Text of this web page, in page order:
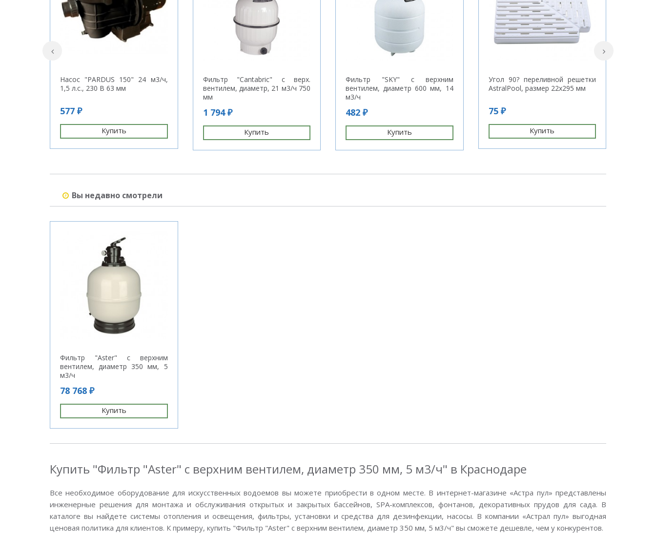
Насос "PARDUS 150" 24 м3/ч,
1,5 л.с., 230 В 63 мм
577 ₽
Купить
Фильтр "Cantabric" с верх.
вентилем, диаметр, 21 м3/ч 750
мм
1 794 ₽
Купить
Фильтр "SKY" с верхним
вентилем, диаметр 600 мм, 14
м3/ч
482 ₽
Купить
Угол 90? переливной решетки
AstralPool, размер 22х295 мм
75 ₽
Купить
Вы недавно смотрели
Фильтр "Aster" с верхним
вентилем, диаметр 350 мм, 5
м3/ч
78 768 ₽
Купить
Купить "Фильтр "Aster" с верхним вентилем, диаметр 350 мм, 5 м3/ч" в Краснодаре
Все необходимое оборудование для искусственных водоемов вы можете приобрести в одном месте. В интернет-магазине «Астра пул» представлены
инженерные решения для монтажа и обслуживания открытых и закрытых бассейнов, SPA-комплексов, фонтанов, декоративных прудов для сада. В
каталоге вы найдете системы отопления и освещения, фильтры, установки и средства для дезинфекции, насосы. В компании «Астрал пул» выгодная
ценовая политика для клиентов. К примеру, купить "Фильтр "Aster" с верхним вентилем, диаметр 350 мм, 5 м3/ч" вы сможете дешевле, чем у конкурентов.